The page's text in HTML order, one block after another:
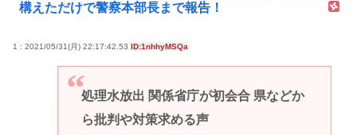
構えただけで警察本部長まで報告！
1 : 2021/05/31(月) 22:17:42.53 ID:1nhhyMSQa
処理水放出 関係省庁が初会合 県などか
ら批判や対策求める声